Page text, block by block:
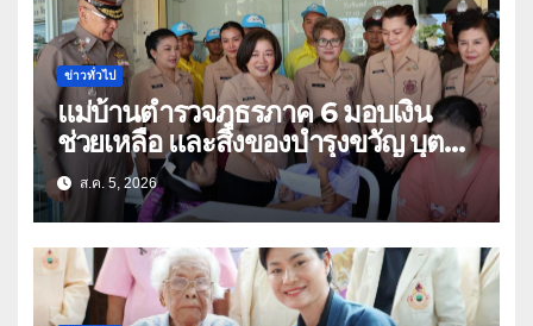
ข่าวทั่วไป
แม่บ้านตำรวจภูธรภาค 6 มอบเงิน
ช่วยเหลือ และสิ่งของบำรุงขวัญ บุตร-
ธิดา ข้าราชการตำรวจจังหวัด
อุทัยธานี
ส.ค. 5, 2026